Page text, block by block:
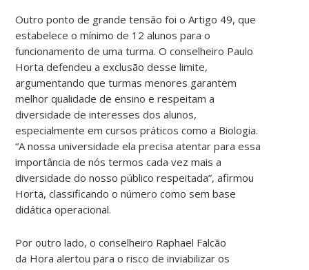
Outro ponto de grande tensão foi o Artigo 49, que
estabelece o mínimo de 12 alunos para o
funcionamento de uma turma. O conselheiro Paulo
Horta defendeu a exclusão desse limite,
argumentando que turmas menores garantem
melhor qualidade de ensino e respeitam a
diversidade de interesses dos alunos,
especialmente em cursos práticos como a Biologia.
“A nossa universidade ela precisa atentar para essa
importância de nós termos cada vez mais a
diversidade do nosso público respeitada”, afirmou
Horta, classificando o número como sem base
didática operacional.
Por outro lado, o conselheiro Raphael Falcão
da Hora alertou para o risco de inviabilizar os